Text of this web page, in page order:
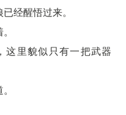
经醒悟过来。
这里貌似只有一把武器